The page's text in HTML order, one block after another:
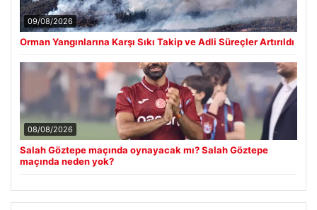
09/08/2026
Orman Yangınlarına Karşı Sıkı Takip ve Adli Süreçler Artırıldı
08/08/2026
Salah Göztepe maçında oynayacak mı? Salah Göztepe
maçında neden yok?